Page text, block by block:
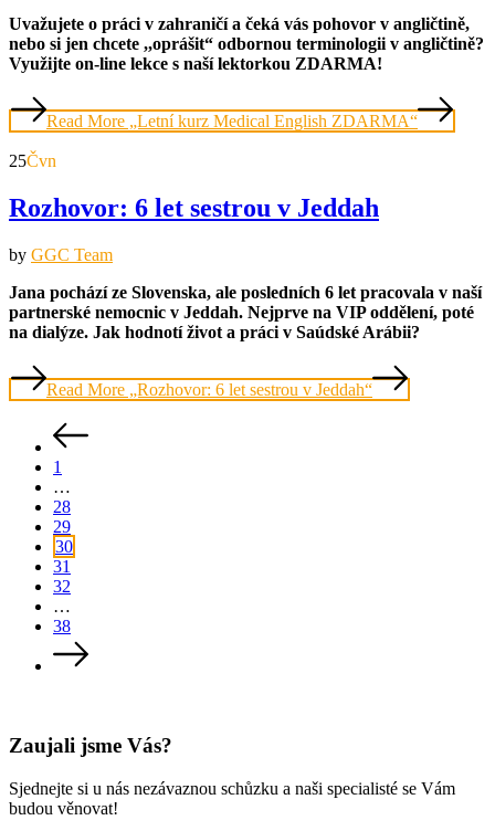
Uvažujete o práci v zahraničí a čeká vás pohovor v angličtině,
nebo si jen chcete ,,oprášit“ odbornou terminologii v angličtině?
Využijte on-line lekce s naší lektorkou ZDARMA!
Read More „Letní kurz Medical English ZDARMA“
25Čvn
Rozhovor: 6 let sestrou v Jeddah
by GGC Team
Jana pochází ze Slovenska, ale posledních 6 let pracovala v naší
partnerské nemocnic v Jeddah. Nejprve na VIP oddělení, poté
na dialýze. Jak hodnotí život a práci v Saúdské Arábii?
Read More „Rozhovor: 6 let sestrou v Jeddah“
1
…
28
29
30
31
32
…
38
Zaujali jsme Vás?
Sjednejte si u nás nezávaznou schůzku a naši specialisté se Vám
budou věnovat!